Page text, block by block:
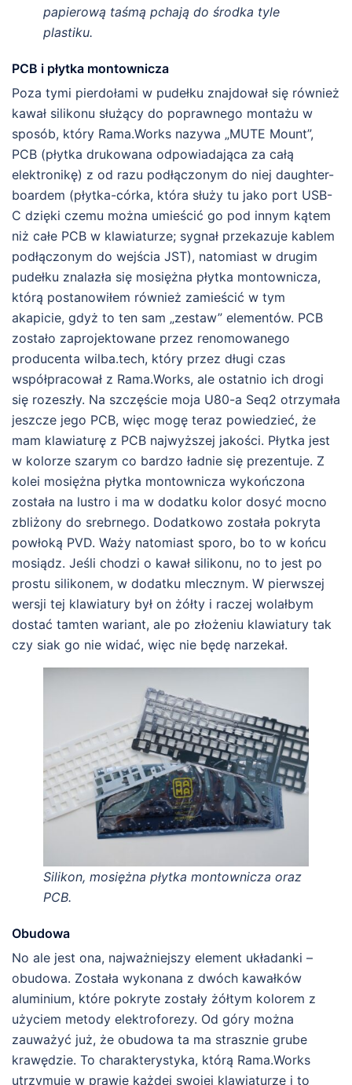
papierową taśmą pchają do środka tyle
plastiku.
PCB i płytka montownicza
Poza tymi pierdołami w pudełku znajdował się również
kawał silikonu służący do poprawnego montażu w
sposób, który Rama.Works nazywa „MUTE Mount”,
PCB (płytka drukowana odpowiadająca za całą
elektronikę) z od razu podłączonym do niej daughter-
boardem (płytka-córka, która służy tu jako port USB-
C dzięki czemu można umieścić go pod innym kątem
niż całe PCB w klawiaturze; sygnał przekazuje kablem
podłączonym do wejścia JST), natomiast w drugim
pudełku znalazła się mosiężna płytka montownicza,
którą postanowiłem również zamieścić w tym
akapicie, gdyż to ten sam „zestaw” elementów. PCB
zostało zaprojektowane przez renomowanego
producenta wilba.tech, który przez długi czas
współpracował z Rama.Works, ale ostatnio ich drogi
się rozeszły. Na szczęście moja U80-a Seq2 otrzymała
jeszcze jego PCB, więc mogę teraz powiedzieć, że
mam klawiaturę z PCB najwyższej jakości. Płytka jest
w kolorze szarym co bardzo ładnie się prezentuje. Z
kolei mosiężna płytka montownicza wykończona
została na lustro i ma w dodatku kolor dosyć mocno
zbliżony do srebrnego. Dodatkowo została pokryta
powłoką PVD. Waży natomiast sporo, bo to w końcu
mosiądz. Jeśli chodzi o kawał silikonu, no to jest po
prostu silikonem, w dodatku mlecznym. W pierwszej
wersji tej klawiatury był on żółty i raczej wolałbym
dostać tamten wariant, ale po złożeniu klawiatury tak
czy siak go nie widać, więc nie będę narzekał.
Silikon, mosiężna płytka montownicza oraz
PCB.
Obudowa
No ale jest ona, najważniejszy element układanki –
obudowa. Została wykonana z dwóch kawałków
aluminium, które pokryte zostały żółtym kolorem z
użyciem metody elektroforezy. Od góry można
zauważyć już, że obudowa ta ma strasznie grube
krawędzie. To charakterystyka, którą Rama.Works
utrzymuje w prawie każdej swojej klawiaturze i to